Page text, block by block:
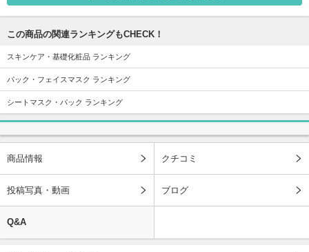
この商品の関連ランキングもCHECK！
スキンケア・基礎化粧品 ランキング
パック・フェイスマスク ランキング
シートマスク・パック ランキング
商品情報 クチコミ
投稿写真・動画 ブログ
Q&A